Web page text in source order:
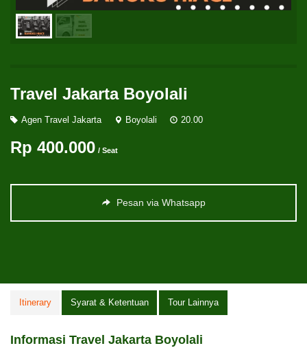
Travel Jakarta Boyolali
Agen Travel Jakarta Boyolali 20.00
Rp 400.000 / Seat
Pesan via Whatsapp
Itinerary Syarat & Ketentuan Tour Lainnya
Informasi Travel Jakarta Boyolali